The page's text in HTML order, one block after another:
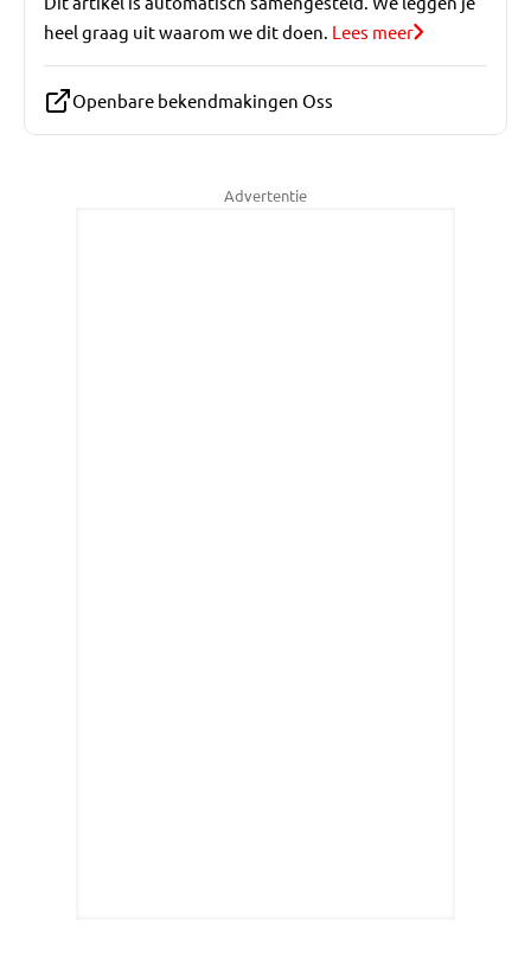
heel graag uit waarom we dit doen. Lees meer
Openbare bekendmakingen Oss
Advertentie